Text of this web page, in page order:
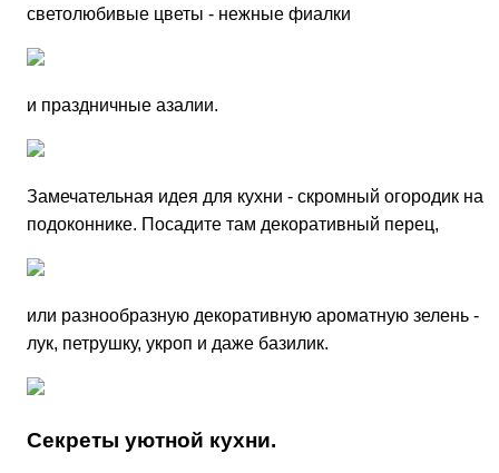
светолюбивые цветы - нежные фиал­ки
и праздничные азалии.
Замечательная идея для кухни - скромный огородик на
подоконнике. Посадите там декоративный перец,
или разнообразную декоративную ароматную зелень -
лук, петрушку, укроп и даже базилик.
Секреты уютной кухни.